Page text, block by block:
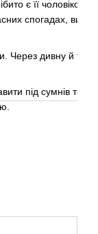
є її чоловіком,
спогадах,
Через дивну й
під сумнів те,